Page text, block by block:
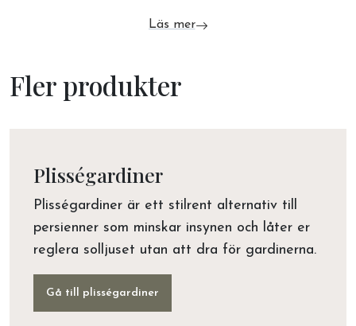
Läs mer
om Kostnadsfri Mätning
Fler produkter
Plisségardiner
Plisségardiner är ett stilrent alternativ till
persienner som minskar insynen och låter er
reglera solljuset utan att dra för gardinerna.
Gå till plisségardiner